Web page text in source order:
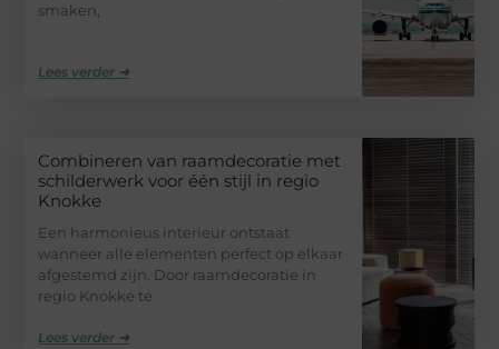
smaken,
Lees verder ➜
Combineren van raamdecoratie met
schilderwerk voor één stijl in regio
Knokke
Een harmonieus interieur ontstaat
wanneer alle elementen perfect op elkaar
afgestemd zijn. Door raamdecoratie in
regio Knokke te
Lees verder ➜